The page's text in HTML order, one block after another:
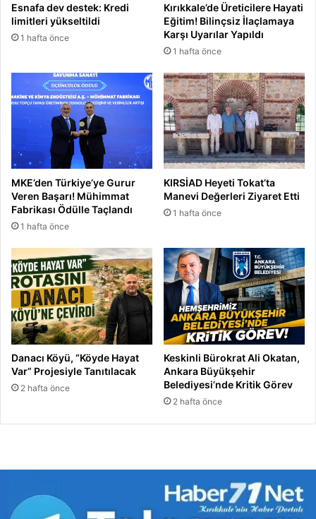
Esnafa dev destek: Kredi
limitleri yükseltildi
1 hafta önce
Kırıkkale’de Üreticilere Hayati
Eğitim! Bilinçsiz İlaçlamaya
Karşı Uyarılar Yapıldı
1 hafta önce
MKE’den Türkiye’ye Gurur
Veren Başarı! Mühimmat
Fabrikası Ödülle Taçlandı
1 hafta önce
KIRSİAD Heyeti Tokat’ta
Manevi Değerleri Ziyaret Etti
1 hafta önce
Danacı Köyü, “Köyde Hayat
Var” Projesiyle Tanıtılacak
2 hafta önce
Keskinli Bürokrat Ali Okatan,
Ankara Büyükşehir
Belediyesi’nde Kritik Görev
2 hafta önce